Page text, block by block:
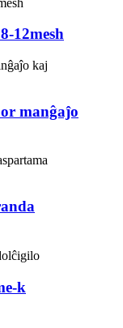
12mesh
manĝaĵo
k